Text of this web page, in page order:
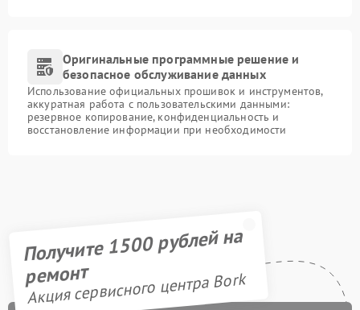
Оригинальные программные решение и
безопасное обслуживание данных
Использование официальных прошивок и инструментов,
аккуратная работа с пользовательскими данными:
резервное копирование, конфиденциальность и
восстановление информации при необходимости
Получите 1500 рублей на
ремонт
Акция сервисного центра Bork